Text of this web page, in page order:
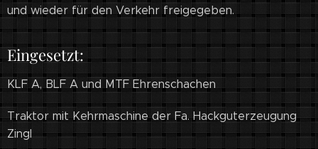
und wieder für den Verkehr freigegeben.
Eingesetzt:
KLF A, BLF A und MTF Ehrenschachen
Traktor mit Kehrmaschine der Fa. Hackguterzeugung
Zingl